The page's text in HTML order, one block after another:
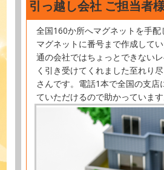
引っ越し会社 ご担当者
全国160か所へマグネットを手
マグネットに番号まで作成して
通の会社ではちょっとできない
く引き受けてくれました至れり
さんです。電話1本で全国の支店
ていただけるので助かっています